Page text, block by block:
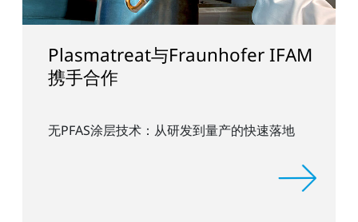
Plasmatreat与Fraunhofer IFAM
携手合作
无PFAS涂层技术：从研发到量产的快速落地